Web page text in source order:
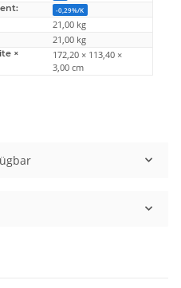
-0,29%/K
21,00 kg
21,00 kg
×
172,20 × 113,40 ×
3,00 cm